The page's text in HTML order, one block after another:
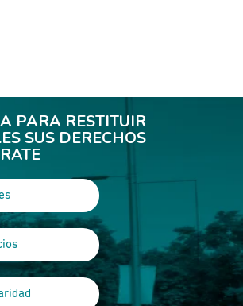
PARA RESTITUIR
SUS DERECHOS